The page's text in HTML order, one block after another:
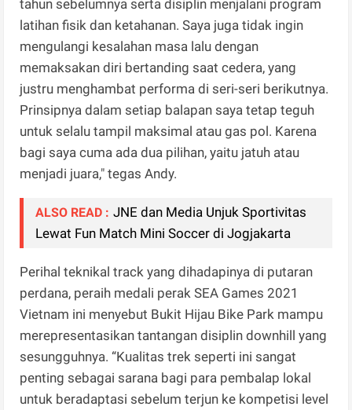
tahun sebelumnya serta disiplin menjalani program
latihan fisik dan ketahanan. Saya juga tidak ingin
mengulangi kesalahan masa lalu dengan
memaksakan diri bertanding saat cedera, yang
justru menghambat performa di seri-seri berikutnya.
Prinsipnya dalam setiap balapan saya tetap teguh
untuk selalu tampil maksimal atau gas pol. Karena
bagi saya cuma ada dua pilihan, yaitu jatuh atau
menjadi juara," tegas Andy.
ALSO READ : JNE dan Media Unjuk Sportivitas
Lewat Fun Match Mini Soccer di Jogjakarta
Perihal teknikal track yang dihadapinya di putaran
perdana, peraih medali perak SEA Games 2021
Vietnam ini menyebut Bukit Hijau Bike Park mampu
merepresentasikan tantangan disiplin downhill yang
sesungguhnya. “Kualitas trek seperti ini sangat
penting sebagai sarana bagi para pembalap lokal
untuk beradaptasi sebelum terjun ke kompetisi level